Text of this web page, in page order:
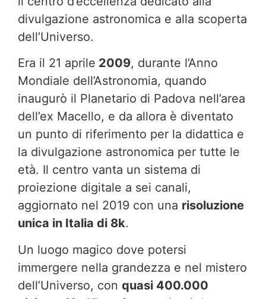
divulgazione astronomica e alla scoperta
dell’Universo.
Era il 21 aprile 2009, durante l’Anno
Mondiale dell’Astronomia, quando
inaugurò il Planetario di Padova nell’area
dell’ex Macello, e da allora è diventato
un punto di riferimento per la didattica e
la divulgazione astronomica per tutte le
età. Il centro vanta un sistema di
proiezione digitale a sei canali,
aggiornato nel 2019 con una risoluzione
unica in Italia di 8k.
Un luogo magico dove potersi
immergere nella grandezza e nel mistero
dell’Universo, con quasi 400.000